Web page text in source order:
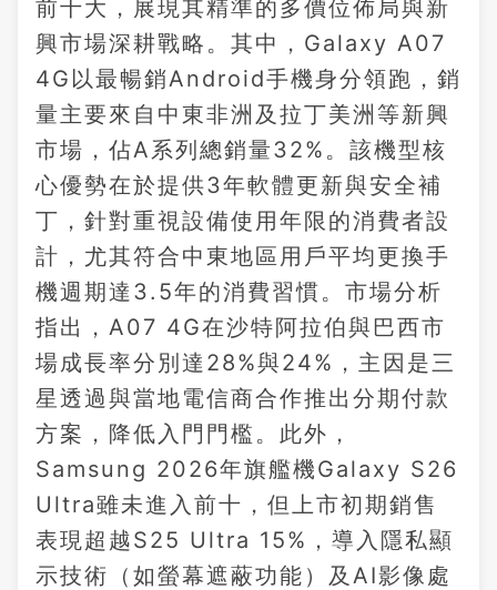
前十大，展現其精準的多價位佈局與新
興市場深耕戰略。其中，Galaxy A07
4G以最暢銷Android手機身分領跑，銷
量主要來自中東非洲及拉丁美洲等新興
市場，佔A系列總銷量32%。該機型核
心優勢在於提供3年軟體更新與安全補
丁，針對重視設備使用年限的消費者設
計，尤其符合中東地區用戶平均更換手
機週期達3.5年的消費習慣。市場分析
指出，A07 4G在沙特阿拉伯與巴西市
場成長率分別達28%與24%，主因是三
星透過與當地電信商合作推出分期付款
方案，降低入門門檻。此外，
Samsung 2026年旗艦機Galaxy S26
Ultra雖未進入前十，但上市初期銷售
表現超越S25 Ultra 15%，導入隱私顯
示技術（如螢幕遮蔽功能）及AI影像處